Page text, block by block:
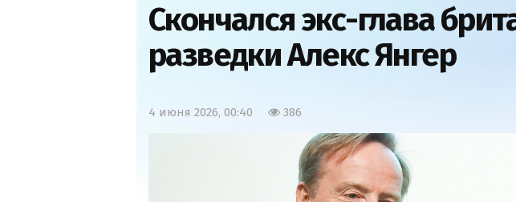
Скончался экс-глава
разведки Алекс Янгер
4 июня 2026, 00:40 386